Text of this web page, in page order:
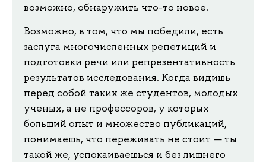
возможно, обнаружить что-то новое.
Возможно, в том, что мы победили, есть
заслуга многочисленных репетиций и
подготовки речи или репрезентативность
результатов исследования. Когда видишь
перед собой таких же студентов, молодых
ученых, а не профессоров, у которых
больший опыт и множество публикаций,
понимаешь, что переживать не стоит — ты
такой же, успокаиваешься и без лишнего